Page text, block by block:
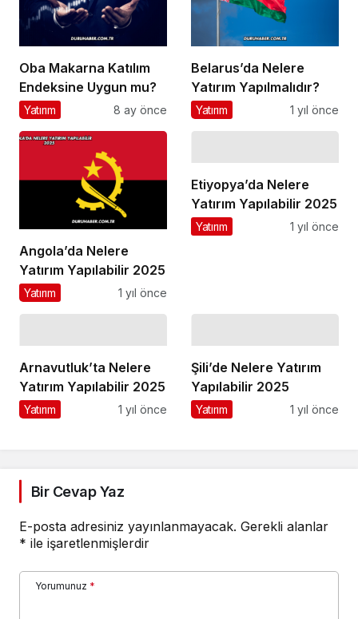
Oba Makarna Katılım
Endeksine Uygun mu?
Yatırım 8 ay önce
Belarus’da Nelere
Yatırım Yapılmalıdır?
Yatırım 1 yıl önce
Angola’da Nelere
Yatırım Yapılabilir 2025
Yatırım 1 yıl önce
Etiyopya’da Nelere
Yatırım Yapılabilir 2025
Yatırım 1 yıl önce
Arnavutluk’ta Nelere
Yatırım Yapılabilir 2025
Yatırım 1 yıl önce
Şili’de Nelere Yatırım
Yapılabilir 2025
Yatırım 1 yıl önce
Bir Cevap Yaz
E-posta adresiniz yayınlanmayacak. Gerekli alanlar
* ile işaretlenmişlerdir
Yorumunuz *